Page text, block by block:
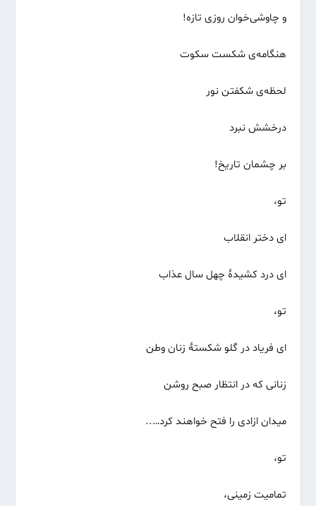
و چاوشی‌خوان روزی تازه!
هنگامه‌ی شکست سکوت
لحظه‌ی شکفتن نور
درخشش نبرد
بر چشمان تاریخ!
تو،
ای دختر انقلاب
ای درد کشیدۀ چهل سال عذاب
تو،
ای فریاد در گلو شکستۀ زنان وطن
زنانی که در انتظار صبح روشن
میدان ازادی را فتح خواهند کرد…..
تو،
تمامیت زمینی،